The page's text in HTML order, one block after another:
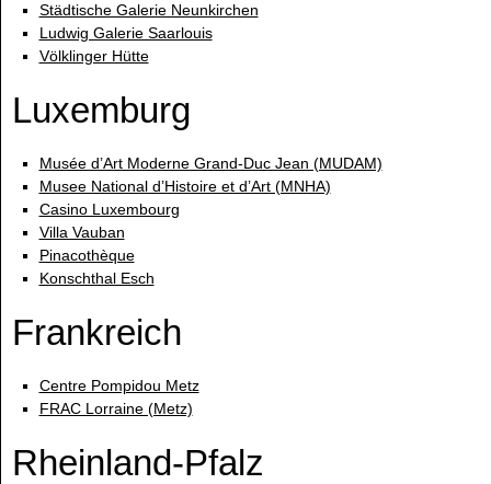
Städtische Galerie Neunkirchen
Ludwig Galerie Saarlouis
Völklinger Hütte
Luxemburg
Musée d’Art Moderne Grand-Duc Jean (MUDAM)
Musee National d’Histoire et d’Art (MNHA)
Casino Luxembourg
Villa Vauban
Pinacothèque
Konschthal Esch
Frankreich
Centre Pompidou Metz
FRAC Lorraine (Metz)
Rheinland-Pfalz